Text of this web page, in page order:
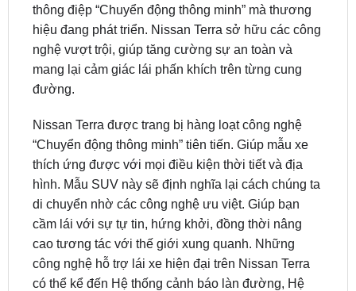
nghệ vượt trội, giúp tăng cường sự an toàn và
mang lại cảm giác lái phấn khích trên từng cung
đường.
Nissan Terra được trang bị hàng loạt công nghệ
thích ứng được với mọi điều kiện thời tiết và địa
hình. Mẫu SUV này sẽ định nghĩa lại cách chúng ta
di chuyển nhờ các công nghệ ưu việt. Giúp bạn
cầm lái với sự tự tin, hứng khởi, đồng thời nâng
cao tương tác với thế giới xung quanh. Những
công nghệ hỗ trợ lái xe hiện đại trên Nissan Terra
có thể kể đến Hệ thống cảnh báo làn đường, Hệ
thống cảnh báo điểm mù, Hệ thống camera quan
sát xung quanh, Hệ thống cảnh báo va chạm,…